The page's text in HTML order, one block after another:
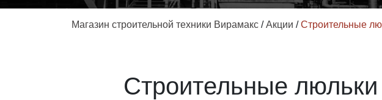
Магазин строительной техники Вирамакс /Акции /Строительные
Строительные